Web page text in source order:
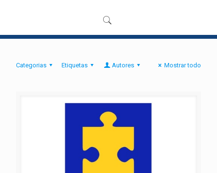
Categorias Etiquetas Autores Mostrar todo